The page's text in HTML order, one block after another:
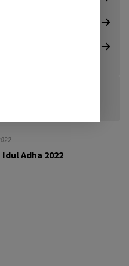
Adha 2022